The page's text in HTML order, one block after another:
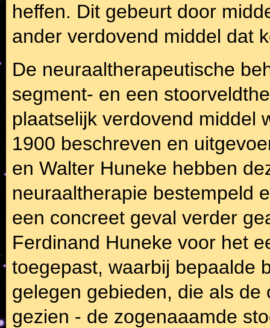
heffen. Dit gebeurt door
ander verdovend middel dat
De neuraaltherapeutische
segment- en een
plaatselijk verdovend middel
1900 beschreven en
en Walter Huneke hebben
neuraaltherapie bestempeld
een concreet geval verder
Ferdinand Huneke voor het
toegepast, waarbij bepaalde
gelegen gebieden, die als
gezien - de zogenaaamde